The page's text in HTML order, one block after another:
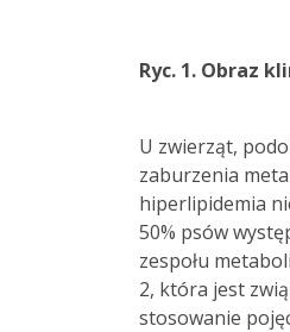
Ryc. 1. Obraz
U zwierząt,
zaburzenia
hiperlipidemia
50% psów
zespołu
2, która jest
stosowanie